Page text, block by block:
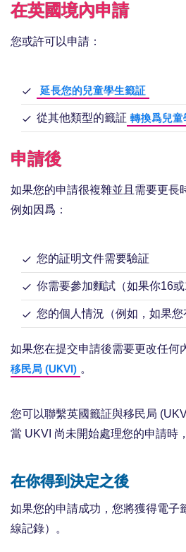
在英國境內申請
您或許可以申請：
延長您的兒童學生籤証
從其他類型的籤証 轉換爲兒童
申請後
如果您的申請很複雜並且需要更長
例如因爲：
您的証明文件需要驗証
你需要參加麵試（如果你16或
您的個人情況（例如，如果您
如果您在提交申請後需要更改任何
移民局 (UKVI) 。
您可以聯繫英國籤証與移民局
當 UKVI 尚未開始處理您的申請時
在你得到決定之後
如果您的申請成功，您將獲得電子
線記錄）。